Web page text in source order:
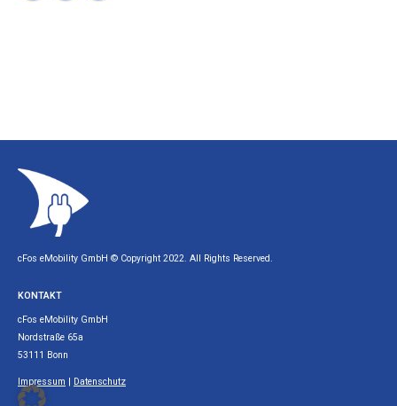
cFos eMobility GmbH © Copyright 2022. All Rights Reserved.
KONTAKT
cFos eMobility GmbH
Nordstraße 65a
53111 Bonn
Impressum | Datenschutz